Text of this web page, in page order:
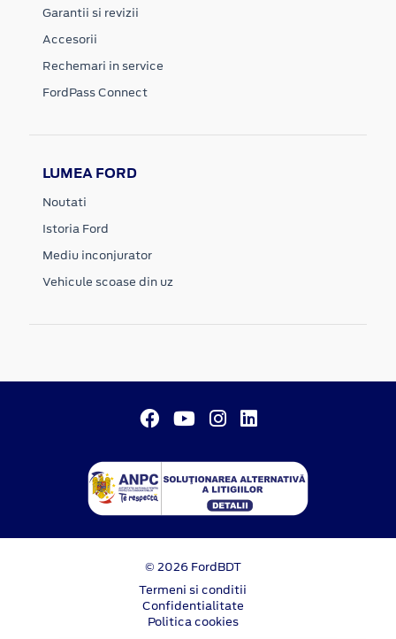
Garantii si revizii
Accesorii
Rechemari in service
FordPass Connect
LUMEA FORD
Noutati
Istoria Ford
Mediu inconjurator
Vehicule scoase din uz
© 2026 FordBDT
Termeni si conditii
Confidentialitate
Politica cookies